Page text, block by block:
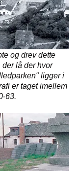
og drev dette
lå der hvor
ligger i
er taget imellem
63.